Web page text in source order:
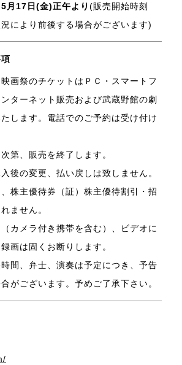
月17日(金)正午より (販売開始時刻
により前後する場合がございます)
画祭のチケットはＰＣ・スマートフ
ターネット販売および武蔵野館の劇
します。電話でのご予約は受け付け
第、販売を終了します。
後の変更、払い戻しは致しません。
株主優待券（証）株主優待割引・招
ません。
カメラ付き携帯を含む）、ビデオに
画は固くお断りします。
間、弁士、演奏は予定につき、予告
がございます。予めご了承下さい。